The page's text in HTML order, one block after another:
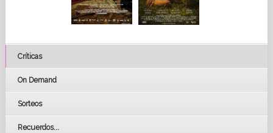
Críticas
On Demand
Sorteos
Recuerdos...